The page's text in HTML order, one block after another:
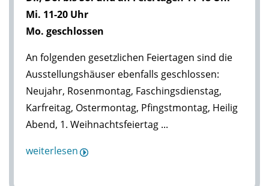
Mi. 11-20 Uhr
Mo. geschlossen
An folgenden gesetzlichen Feiertagen sind die
Ausstellungshäuser ebenfalls geschlossen:
Neujahr, Rosenmontag, Faschingsdienstag,
Karfreitag, Ostermontag, Pfingstmontag, Heilig
Abend, 1. Weihnachtsfeiertag ...
weiterlesen